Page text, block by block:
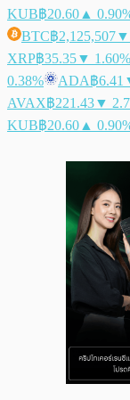
KUB฿20.60 ▲
BTC฿2,125,507▼
XRP฿35.35▼ 1.60%
0.38%
ADA฿6.41
AVAX฿221.43▼
KUB฿20.60 ▲